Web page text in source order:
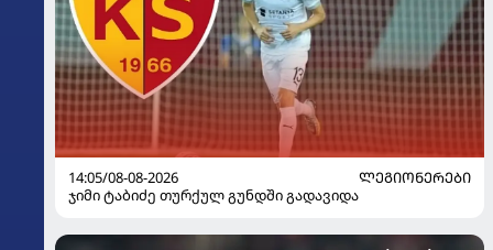
14:05/08-08-2026
ᲚᲔᲒᲘᲝᲜᲔᲠᲔᲑᲘ
ჯიმი ტაბიძე თურქულ გუნდში გადავიდა